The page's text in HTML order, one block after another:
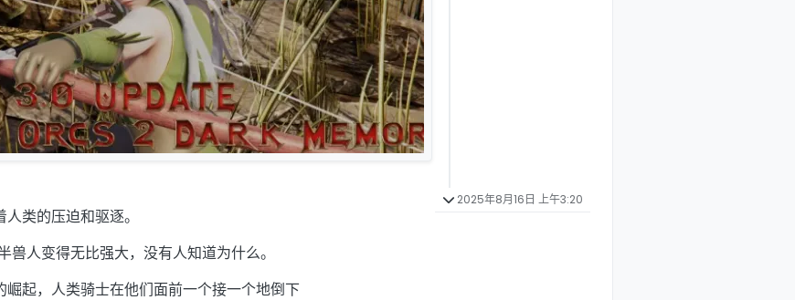
类的压迫和驱逐。
兽人变得无比强大，没有人知道为什么。
起，人类骑士在他们面前一个接一个地倒下
2025年8月16日 上午3:20